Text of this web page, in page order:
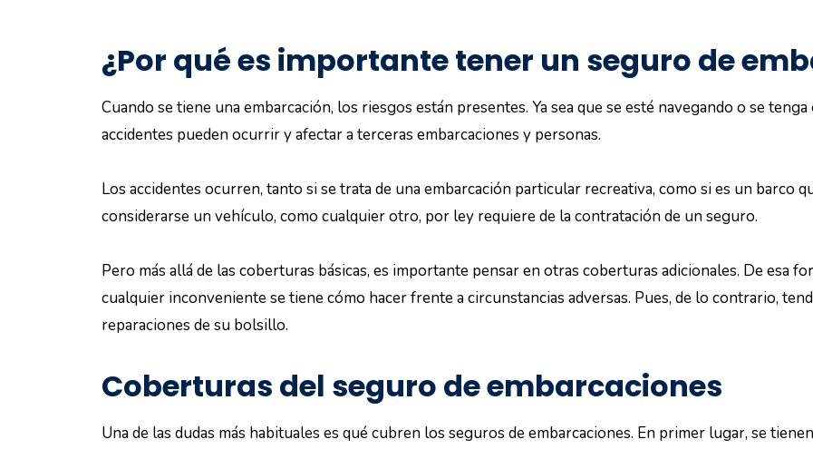
¿Por qué es importante tener un seguro de
Cuando se tiene una embarcación, los riesgos están presentes. Ya sea que se esté navegando o se
accidentes pueden ocurrir y afectar a terceras embarcaciones y personas.
Los accidentes ocurren, tanto si se trata de una embarcación particular recreativa, como si es un barco
considerarse un vehículo, como cualquier otro, por ley requiere de la contratación de un seguro.
Pero más allá de las coberturas básicas, es importante pensar en otras coberturas adicionales. De esa
cualquier inconveniente se tiene cómo hacer frente a circunstancias adversas. Pues, de lo contrario,
reparaciones de su bolsillo.
Coberturas del seguro de embarcaciones
Una de las dudas más habituales es qué cubren los seguros de embarcaciones. En primer lugar, se